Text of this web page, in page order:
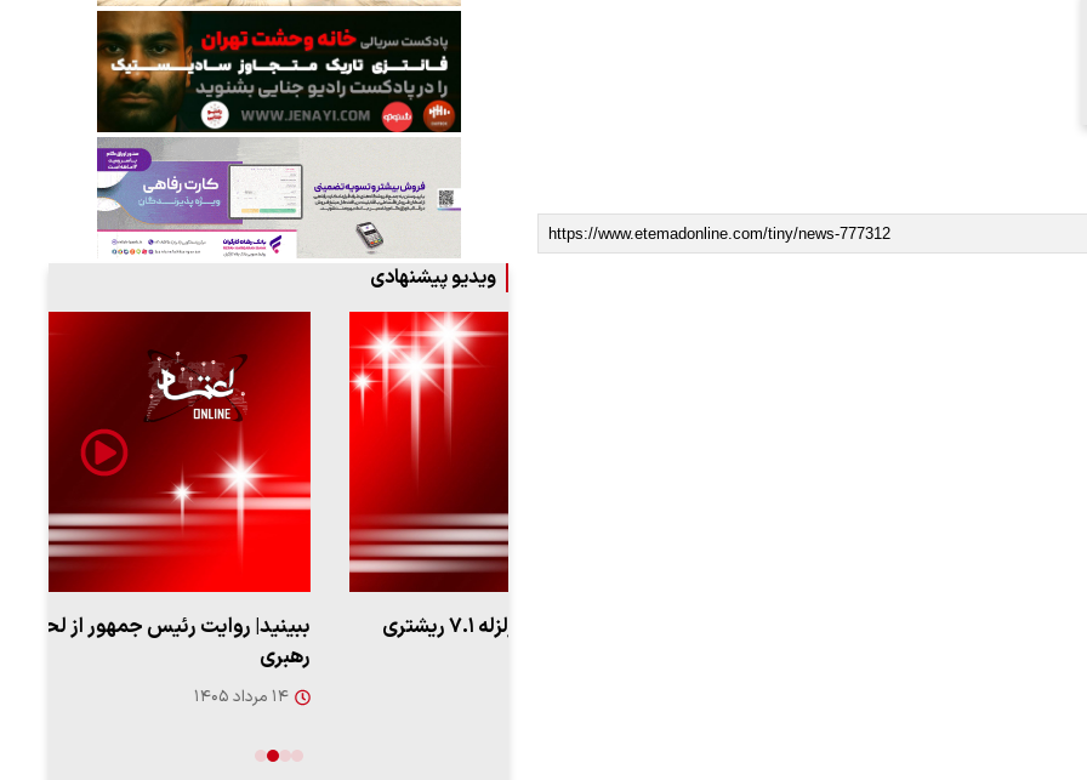
ویدیو پیشنهادی
ببینید| روایت رئیس جمهور از لحظه حمله به بیت